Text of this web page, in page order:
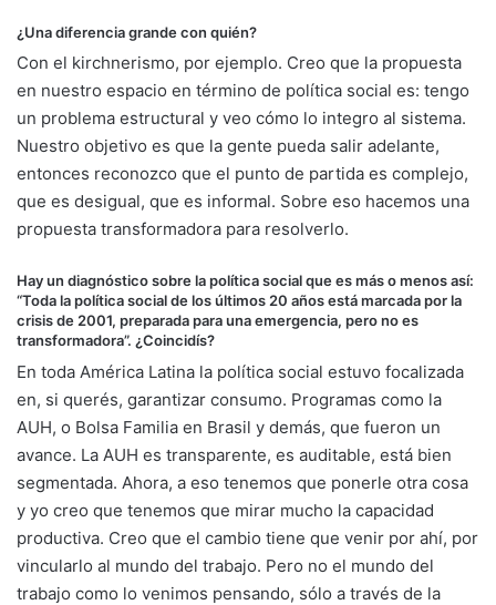
¿Una diferencia grande con quién?
Con el kirchnerismo, por ejemplo. Creo que la propuesta
en nuestro espacio en término de política social es: tengo
un problema estructural y veo cómo lo integro al sistema.
Nuestro objetivo es que la gente pueda salir adelante,
entonces reconozco que el punto de partida es complejo,
que es desigual, que es informal. Sobre eso hacemos una
propuesta transformadora para resolverlo.
Hay un diagnóstico sobre la política social que es más o menos así:
“Toda la política social de los últimos 20 años está marcada por la
crisis de 2001, preparada para una emergencia, pero no es
transformadora”. ¿Coincidís?
En toda América Latina la política social estuvo focalizada
en, si querés, garantizar consumo. Programas como la
AUH, o Bolsa Familia en Brasil y demás, que fueron un
avance. La AUH es transparente, es auditable, está bien
segmentada. Ahora, a eso tenemos que ponerle otra cosa
y yo creo que tenemos que mirar mucho la capacidad
productiva. Creo que el cambio tiene que venir por ahí, por
vincularlo al mundo del trabajo. Pero no el mundo del
trabajo como lo venimos pensando, sólo a través de la